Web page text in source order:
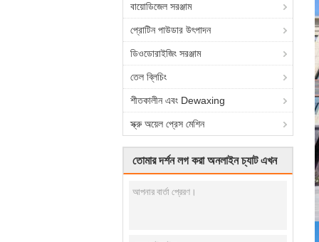
বায়োডিজেল সরঞ্জাম
প্রোটিন পাউডার উৎপাদন
ডিওডোরাইজিং সরঞ্জাম
তেল ব্লিচিং
শীতকালীন এবং Dewaxing
স্ক্রু অয়েল প্রেস মেশিন
তোমার দর্শন লগ করা অনলাইন চ্যাট এখন